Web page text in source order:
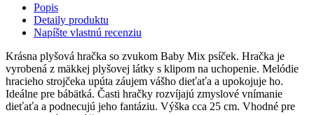
Popis
Detaily produktu
Napíšte vlastnú recenziu
Krásna plyšová hračka so zvukom Baby Mix psíček. Hračka je
vyrobená z mäkkej plyšovej látky s klipom na uchopenie. Melódie
hracieho strojčeka upúta záujem vášho dieťaťa a upokojuje ho.
Ideálne pre bábätká. Časti hračky rozvíjajú zmyslové vnímanie
dieťaťa a podnecujú jeho fantáziu. Výška cca 25 cm. Vhodné pre